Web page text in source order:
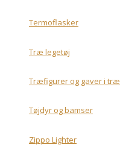
Termoflasker
Træ legetøj
Træfigurer og gaver i træ
Tøjdyr og bamser
Zippo Lighter